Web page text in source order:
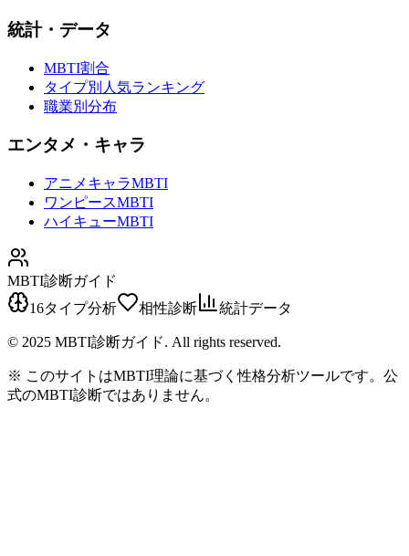
統計・データ
MBTI割合
タイプ別人気ランキング
職業別分布
エンタメ・キャラ
アニメキャラMBTI
ワンピースMBTI
ハイキューMBTI
MBTI診断ガイド
16タイプ分析
相性診断 統計データ
© 2025 MBTI診断ガイド. All rights reserved.
※ このサイトはMBTI理論に基づく性格分析ツールです。公
式のMBTI診断ではありません。